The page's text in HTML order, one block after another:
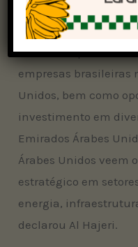
fluxos de
intersetorial nos
existindo
empresas brasileiras
Unidos, bem como
investimento em
Emirados Árabes
Árabes Unidos veem
estratégico em
energia,
declarou Al Hajeri.